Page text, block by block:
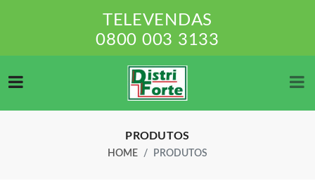
TELEVENDAS
0800 003 3133
PRODUTOS
HOME PRODUTOS